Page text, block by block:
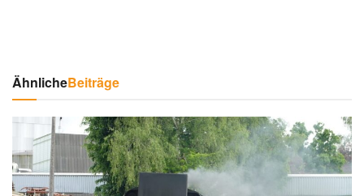
ÄhnlicheBeiträge